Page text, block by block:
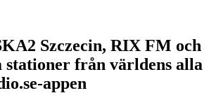
Szczecin, RIX FM och
stationer från världens alla
appen